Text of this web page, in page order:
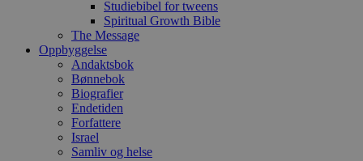
Studiebibel for tweens
Spiritual Growth Bible
The Message
Oppbyggelse
Andaktsbok
Bønnebok
Biografier
Endetiden
Forfattere
Israel
Samliv og helse